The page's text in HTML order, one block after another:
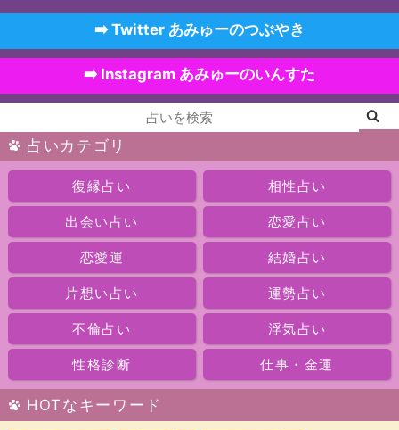
➡️ Twitter あみゅーのつぶやき
➡️ Instagram あみゅーのいんすた
占いカテゴリ
復縁占い 相性占い
出会い占い 恋愛占い
恋愛運 結婚占い
片想い占い 運勢占い
不倫占い 浮気占い
性格診断 仕事・金運
HOTなキーワード